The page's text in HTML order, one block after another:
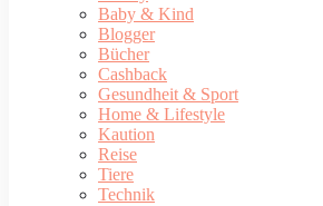
Baby & Kind
Blogger
Bücher
Cashback
Gesundheit & Sport
Home & Lifestyle
Kaution
Reise
Tiere
Technik